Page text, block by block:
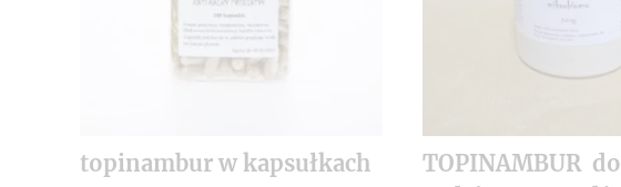
topinambur w kapsułkach
TOPINAMBUR do